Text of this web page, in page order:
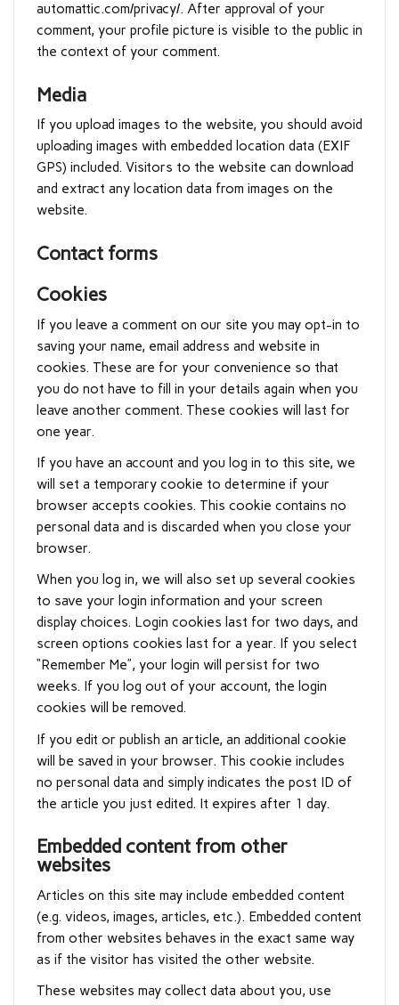
automattic.com/privacy/. After approval of your
comment, your profile picture is visible to the public in
the context of your comment.
Media
If you upload images to the website, you should avoid
uploading images with embedded location data (EXIF
GPS) included. Visitors to the website can download
and extract any location data from images on the
website.
Contact forms
Cookies
If you leave a comment on our site you may opt-in to
saving your name, email address and website in
cookies. These are for your convenience so that
you do not have to fill in your details again when you
leave another comment. These cookies will last for
one year.
If you have an account and you log in to this site, we
will set a temporary cookie to determine if your
browser accepts cookies. This cookie contains no
personal data and is discarded when you close your
browser.
When you log in, we will also set up several cookies
to save your login information and your screen
display choices. Login cookies last for two days, and
screen options cookies last for a year. If you select
“Remember Me”, your login will persist for two
weeks. If you log out of your account, the login
cookies will be removed.
If you edit or publish an article, an additional cookie
will be saved in your browser. This cookie includes
no personal data and simply indicates the post ID of
the article you just edited. It expires after 1 day.
Embedded content from other
websites
Articles on this site may include embedded content
(e.g. videos, images, articles, etc.). Embedded content
from other websites behaves in the exact same way
as if the visitor has visited the other website.
These websites may collect data about you, use